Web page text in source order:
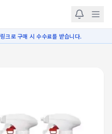
크로 구매 시 수수료를 받습니다.